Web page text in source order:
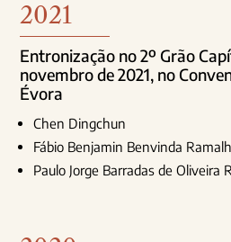
2021
Entronização no 2º Grão
novembro de 2021, no
Évora
Chen Dingchun
Fábio Benjamin Benvinda
Paulo Jorge Barradas de Oliveira